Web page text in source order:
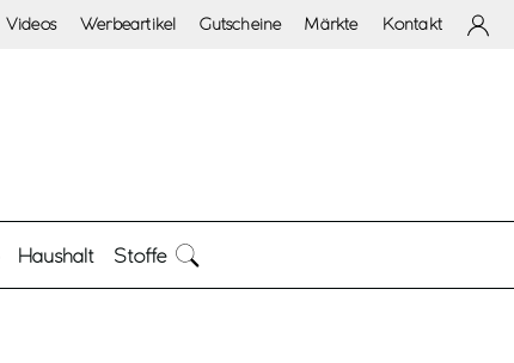
Videos Werbeartikel Gutscheine Märkte Kontakt
Haushalt Stoffe